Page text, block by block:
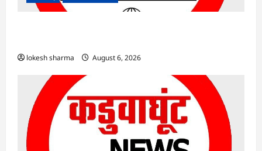
lokesh sharma August 6, 2026